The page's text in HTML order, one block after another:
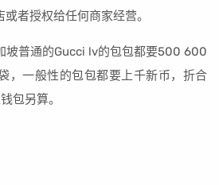
者授权给任何商家经营。
坡普通的Gucci lv的包包都要500 600
，一般性的包包都要上千新币，折合
包另算。